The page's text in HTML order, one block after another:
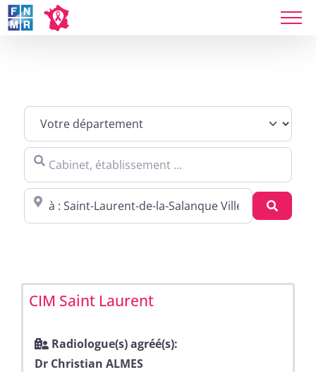
Skip
to
Cabinet, établissement ...
Proche de : ville, cp, lieu ...
CIM Saint Laurent
Radiologue(s) agréé(s):
Dr Christian ALMES